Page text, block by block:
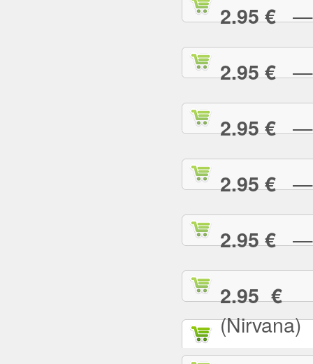
2.95 €—
2.95 €—
2.95 €—
2.95 €—
2.95 €—
2.95 €—
(Nirvana)